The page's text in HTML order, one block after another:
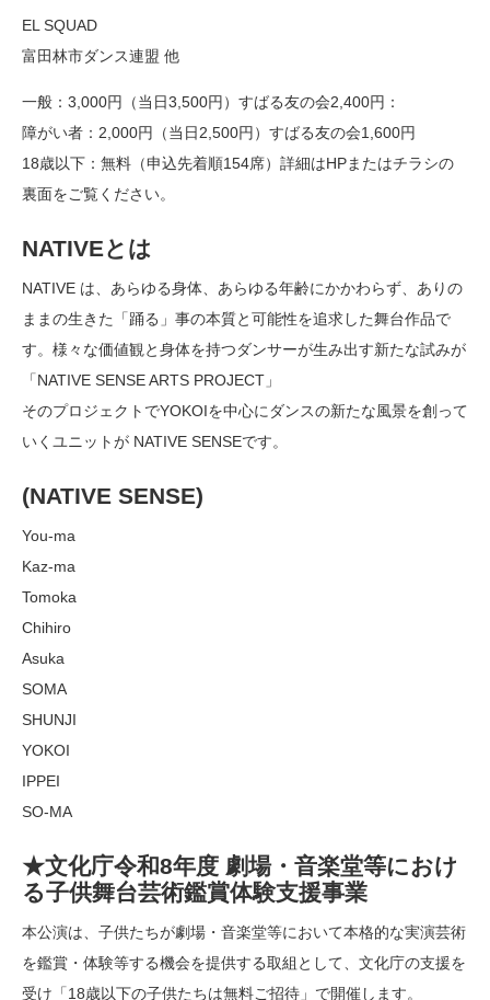
EL SQUAD
富田林市ダンス連盟 他
一般：3,000円（当日3,500円）すばる友の会2,400円：
障がい者：2,000円（当日2,500円）すばる友の会1,600円
18歳以下：無料（申込先着順154席）詳細はHPまたはチラシの
裏面をご覧ください。
NATIVEとは
NATIVE は、あらゆる身体、あらゆる年齢にかかわらず、ありの
ままの生きた「踊る」事の本質と可能性を追求した舞台作品で
す。様々な価値観と身体を持つダンサーが生み出す新たな試みが
「NATIVE SENSE ARTS PROJECT」
そのプロジェクトでYOKOIを中心にダンスの新たな風景を創って
いくユニットが NATIVE SENSEです。
(NATIVE SENSE)
You-ma
Kaz-ma
Tomoka
Chihiro
Asuka
SOMA
SHUNJI
YOKOI
IPPEI
SO-MA
★文化庁令和8年度 劇場・音楽堂等におけ
る子供舞台芸術鑑賞体験支援事業
本公演は、子供たちが劇場・音楽堂等において本格的な実演芸術
を鑑賞・体験等する機会を提供する取組として、文化庁の支援を
受け「18歳以下の子供たちは無料ご招待」で開催します。